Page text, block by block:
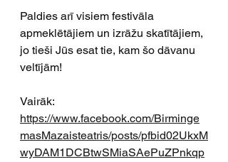
Paldies arī visiem festivāla
apmeklētājiem un izrāžu skatītājiem,
jo tieši Jūs esat tie, kam šo dāvanu
veltījām!
Vairāk:
https://www.facebook.com/Birminge
masMazaisteatris/posts/pfbid02UkxM
wyDAM1DCBtwSMiaSAePuZPnkqp